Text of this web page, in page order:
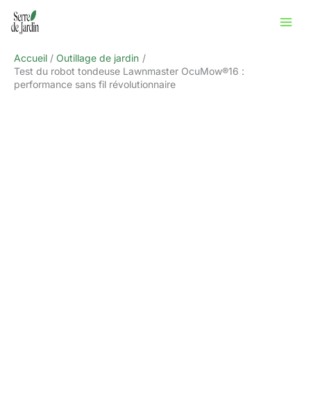
Accueil
Outillage de jardin
Test du robot tondeuse Lawnmaster OcuMow®16 :
performance sans fil révolutionnaire
Rechercher